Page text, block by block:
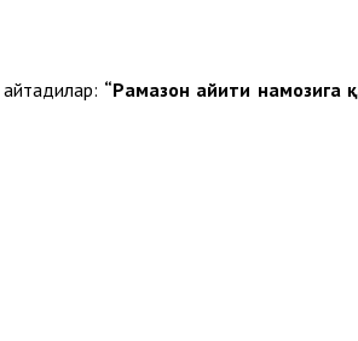
“Рамазон ҳайити намозига